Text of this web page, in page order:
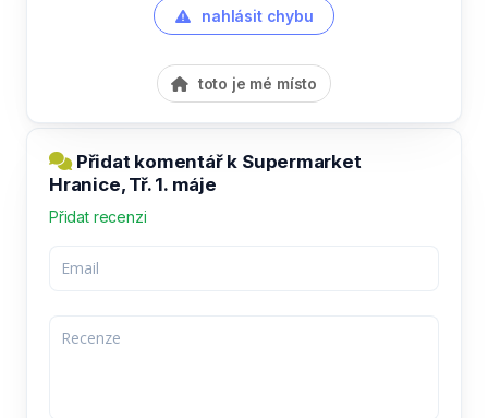
nahlásit chybu
toto je mé místo
Přidat komentář k Supermarket
Hranice, Tř. 1. máje
Přidat recenzi